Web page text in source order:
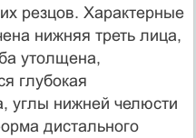
резцов. Характерные
нижняя треть лица,
утолщена,
глубокая
углы нижней челюсти
дистального